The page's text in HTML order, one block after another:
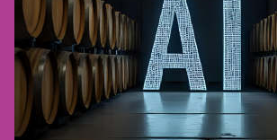
Richiedi demo
Vedi piani